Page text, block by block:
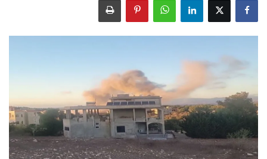
السعودية
علوم وتكنولوجيا
رياضة
فيديو